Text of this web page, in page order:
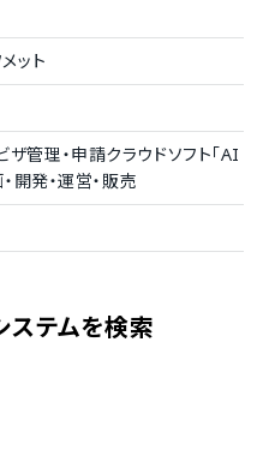
ット
管理・申請クラウドソフト「AI
開発・運営・販売
ステムを検索